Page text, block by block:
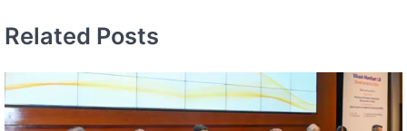
Related Posts